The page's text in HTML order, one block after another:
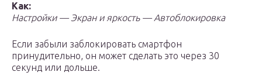
Как:
Настройки — Экран и яркость — Автоблокировка
Если забыли заблокировать смартфон
принудительно, он может сделать это через 30
секунд или дольше.